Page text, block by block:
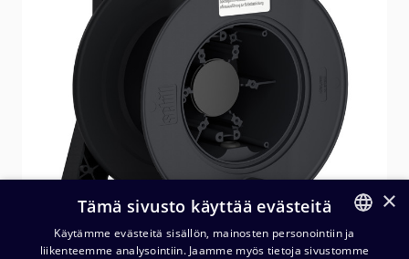
FINNISH
×
Tämä sivusto käyttää evästeitä
Käytämme evästeitä sisällön, mainosten personointiin ja
liikenteemme analysointiin. Jaamme myös tietoja sivustomme